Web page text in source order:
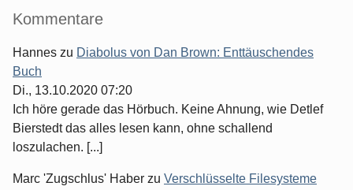
Seitenleiste
Kommentare
Hannes zu Diabolus von Dan Brown: Enttäuschendes
Buch
Di., 13.10.2020 07:20
Ich höre gerade das Hörbuch. Keine Ahnung, wie Detlef
Bierstedt das alles lesen kann, ohne schallend
loszulachen. [...]
Marc 'Zugschlus' Haber zu Verschlüsselte Filesysteme